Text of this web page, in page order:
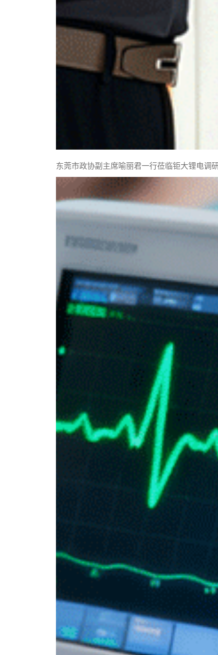
东莞市政协副主席喻丽君一行莅临钜大锂电调